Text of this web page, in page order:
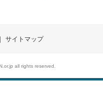
サイトマップ
all rights reserved.